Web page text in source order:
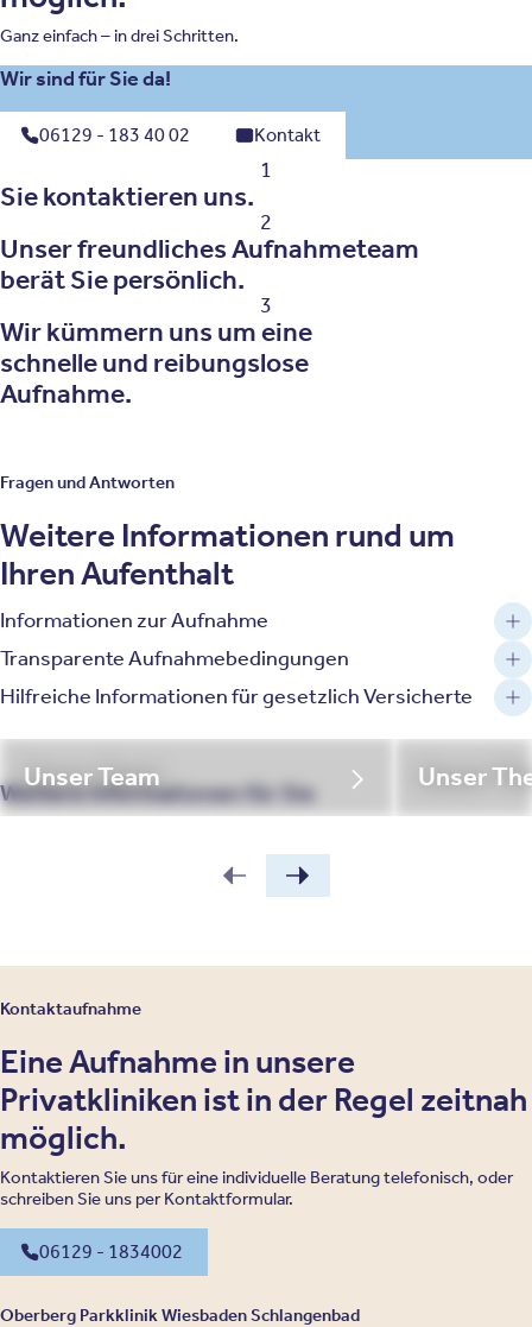
Ganz einfach – in drei Schritten.
Wir sind für Sie da!
06129 - 183 40 02 Kontakt
1
Sie kontaktieren uns.
2
Unser freundliches Aufnahmeteam
berät Sie persönlich.
3
Wir kümmern uns um eine
schnelle und reibungslose
Aufnahme.
Fragen und Antworten
Weitere Informationen rund um
Ihren Aufenthalt
Informationen zur Aufnahme
Transparente Aufnahmebedingungen
Hilfreiche Informationen für gesetzlich Versicherte
Weitere Informationen für Sie
Unser Team Unser
Kontaktaufnahme
Eine Aufnahme in unsere
Privatkliniken ist in der Regel zeitnah
möglich.
Kontaktieren Sie uns für eine individuelle Beratung telefonisch, oder
schreiben Sie uns per Kontaktformular.
06129 - 1834002
Oberberg Parkklinik Wiesbaden Schlangenbad